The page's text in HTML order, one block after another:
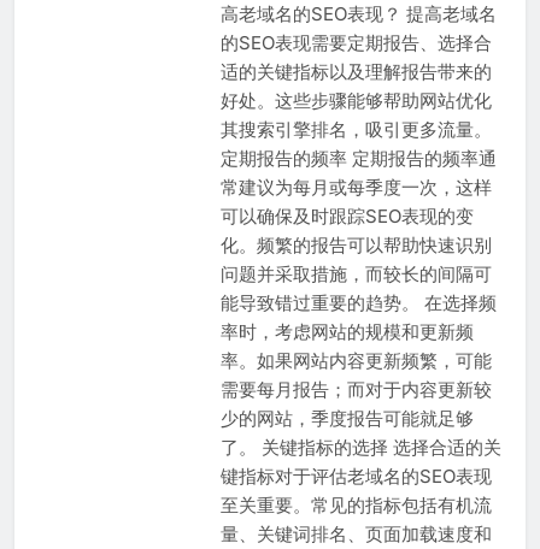
高老域名的SEO表现？ 提高老域名
的SEO表现需要定期报告、选择合
适的关键指标以及理解报告带来的
好处。这些步骤能够帮助网站优化
其搜索引擎排名，吸引更多流量。
定期报告的频率 定期报告的频率通
常建议为每月或每季度一次，这样
可以确保及时跟踪SEO表现的变
化。频繁的报告可以帮助快速识别
问题并采取措施，而较长的间隔可
能导致错过重要的趋势。 在选择频
率时，考虑网站的规模和更新频
率。如果网站内容更新频繁，可能
需要每月报告；而对于内容更新较
少的网站，季度报告可能就足够
了。 关键指标的选择 选择合适的关
键指标对于评估老域名的SEO表现
至关重要。常见的指标包括有机流
量、关键词排名、页面加载速度和